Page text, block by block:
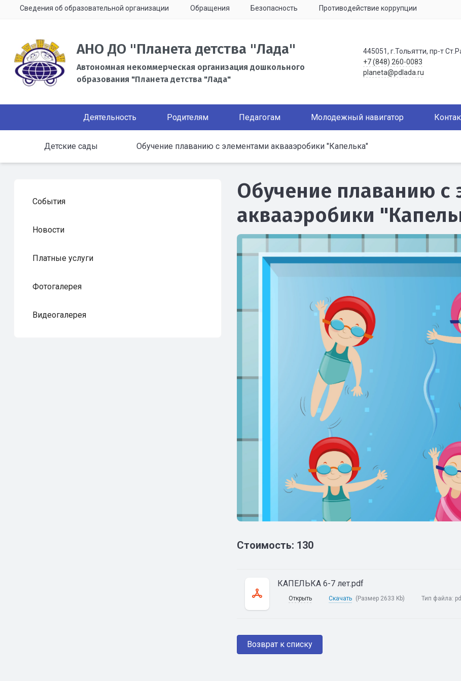
Сведения об образовательной организации Обращения Безопасность Противодействие коррупции
АНО ДО "Планета детства "Лада"
Автономная некоммерческая организация дошкольного
образования "Планета детства "Лада"
445051, г.Тольятти, пр-т
+7 (848) 260-0083
planeta@pdlada.ru
Деятельность Родителям Педагогам Молодежный навигатор
Детские сады Обучение плаванию с элементами аквааэробики "Капелька"
События
Новости
Платные услуги
Фотогалерея
Видеогалерея
Обучение плаванию с
аквааэробики
Стоимость: 130
КАПЕЛЬКА 6-7 лет.pdf
Открыть Скачать (Размер 2633 Kb) Тип файла:
Возврат к списку